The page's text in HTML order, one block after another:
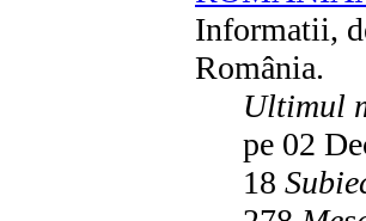
Informatii,
România.
Ultimul
pe 02
18